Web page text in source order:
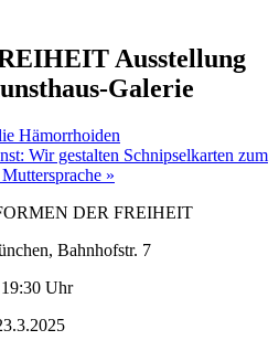
Ausstellung
Galerie
Hämorrhoiden
Wir gestalten Schnipselkarten zum
»
DER FREIHEIT
Bahnhofstr. 7
Uhr